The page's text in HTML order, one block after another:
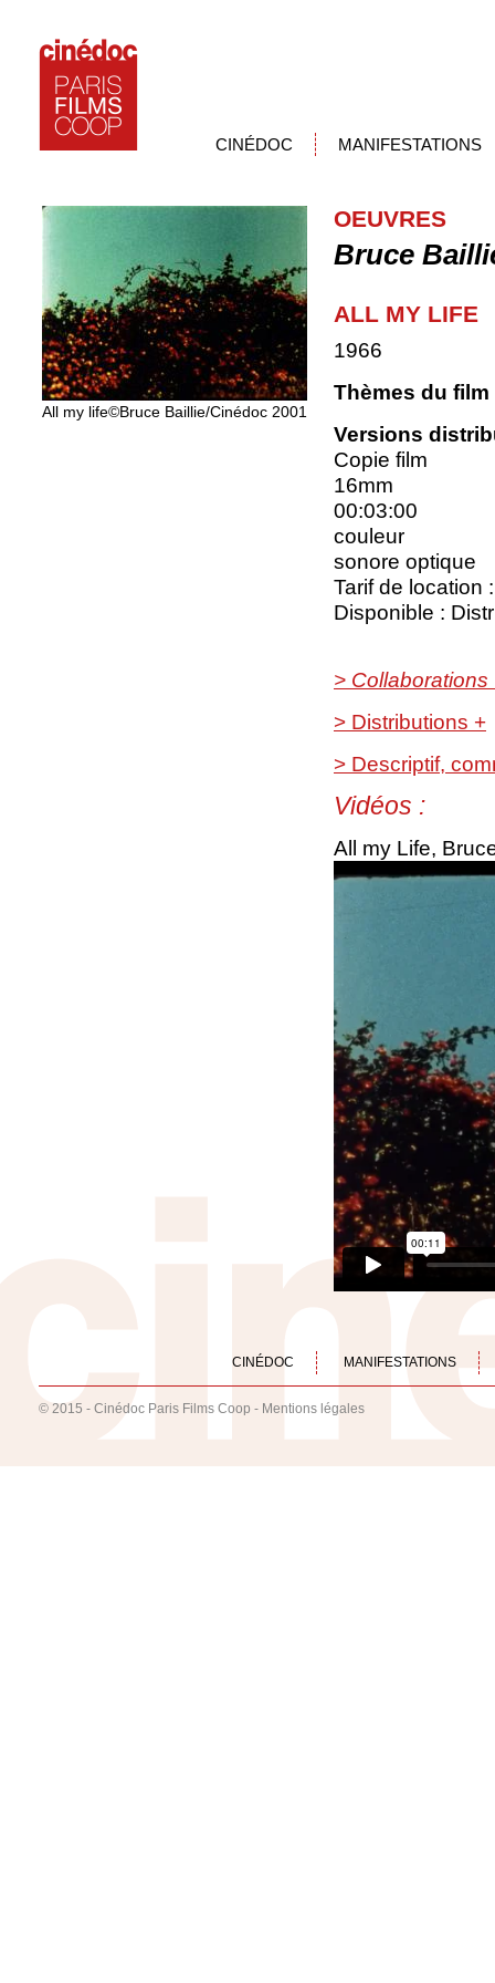
CINÉDOC MANIFESTATIONS
All my life©Bruce Baillie/Cinédoc 2001
OEUVRES
Bruce
ALL MY LIFE
1966
Thèmes du
Versions
Copie film
16mm
00:03:00
couleur
sonore optique
Tarif de location
Disponible :
> Collaborations
> Distributions +
> Descriptif,
Vidéos :
All my Life,
CINÉDOC MANIFESTATIONS
© 2015 - Cinédoc Paris Films Coop - Mentions légales